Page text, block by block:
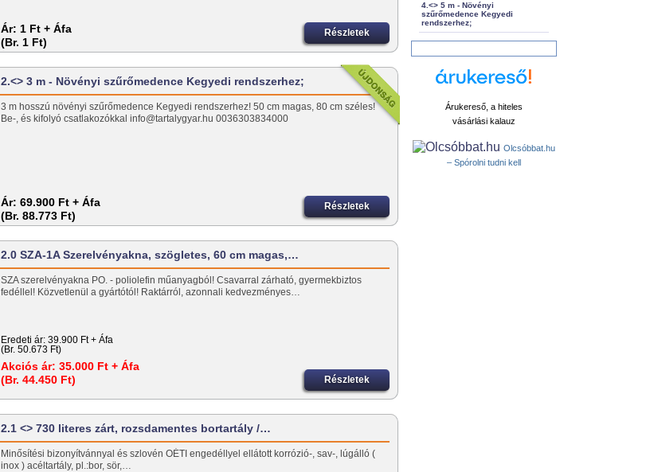
Ár: 1 Ft + Áfa
(Br. 1 Ft)
Részletek
2.<> 3 m - Növényi szűrőmedence Kegyedi rendszerhez;
3 m hosszú növényi szűrőmedence Kegyedi rendszerhez! 50 cm magas, 80 cm széles!
Be-, és kifolyó csatlakozókkal info@tartalygyar.hu 0036303834000
Ár: 69.900 Ft + Áfa
(Br. 88.773 Ft)
Részletek
2.0 SZA-1A Szerelvényakna, szögletes, 60 cm magas,…
SZA szerelvényakna PO. - poliolefin műanyagból! Csavarral zárható, gyermekbiztos
fedéllel! Közvetlenül a gyártótól! Raktárról, azonnali kedvezményes…
Eredeti ár: 39.900 Ft + Áfa
(Br. 50.673 Ft)
Akciós ár: 35.000 Ft + Áfa
(Br. 44.450 Ft)
Részletek
2.1 <> 730 literes zárt, rozsdamentes bortartály /…
Minősítési bizonyítvánnyal és szlovén OÉTI engedéllyel ellátott korrózió-, sav-, lúgálló (
inox ) acéltartály, pl.:bor, sör,…
4.<> 5 m - Növényi
szűrőmedence Kegyedi
rendszerhez;
Árukereső, a hiteles
vásárlási kalauz
Olcsóbbat.hu
– Spórolni tudni kell